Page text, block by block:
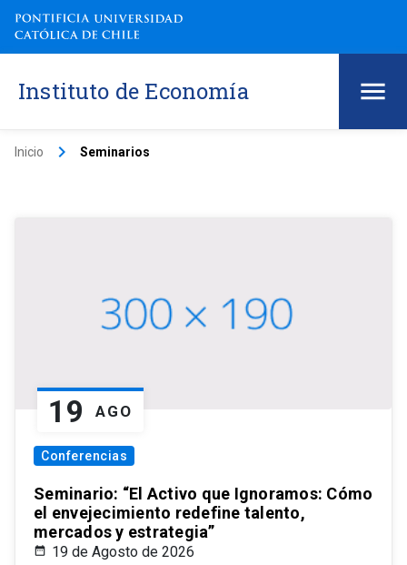
Instituto de Economía
Inicio keyboard_arrow_right Seminarios
19 AGO
Conferencias
Seminario: “El Activo que Ignoramos: Cómo
el envejecimiento redefine talento,
mercados y estrategia”
19 de Agosto de 2026